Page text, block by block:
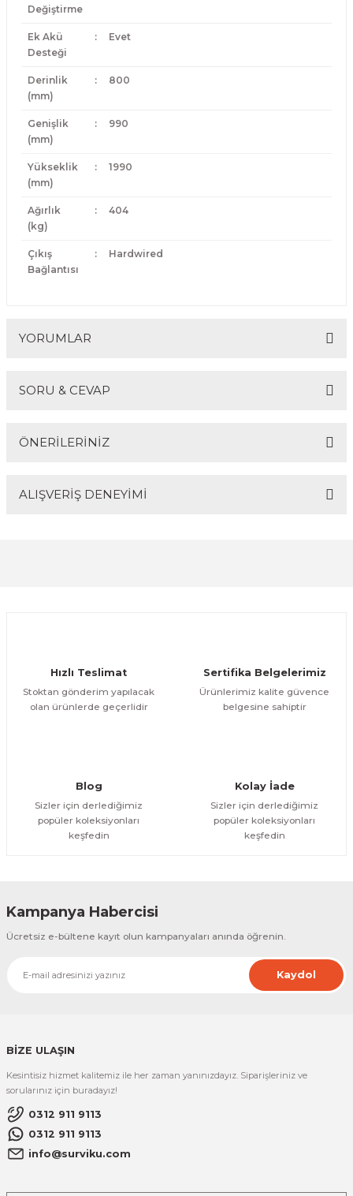
Değiştirme
Ek Akü
Desteği
: Evet
Derinlik
(mm)
: 800
Genişlik
(mm)
: 990
Yükseklik
(mm)
: 1990
Ağırlık
(kg)
: 404
Çıkış
Bağlantısı
: Hardwired
YORUMLAR
SORU & CEVAP
ÖNERİLERİNİZ
Bu ürünün fiyat bilgisi, resim, ürün açıklamalarında ve
Bu ürüne benzer farklı alternatifler olmalı.
ALIŞVERİŞ DENEYİMİ
Hızlı Teslimat
Stoktan gönderim yapılacak
olan ürünlerde geçerlidir
Sertifika Belgelerimiz
Ürünlerimiz kalite güvence
belgesine sahiptir
Blog
Sizler için derlediğimiz
popüler koleksiyonları
keşfedin
Kolay İade
Sizler için derlediğimiz
popüler koleksiyonları
keşfedin
Kampanya Habercisi
Ücretsiz e-bültene kayıt olun kampanyaları anında öğrenin.
Kaydol
BİZE ULAŞIN
Kesintisiz hizmet kalitemiz ile her zaman yanınızdayız. Siparişleriniz ve
sorularınız için buradayız!
0312 911 9113
0312 911 9113
info@surviku.com